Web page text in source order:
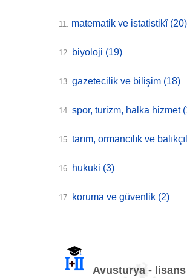
11. matematik ve istatistikî (20)
12. biyoloji (19)
13. gazetecilik ve bilişim (18)
14. spor, turizm, halka hizmet
15. tarım, ormancılık ve
16. hukuki (3)
17. koruma ve güvenlik (2)
Avusturya -